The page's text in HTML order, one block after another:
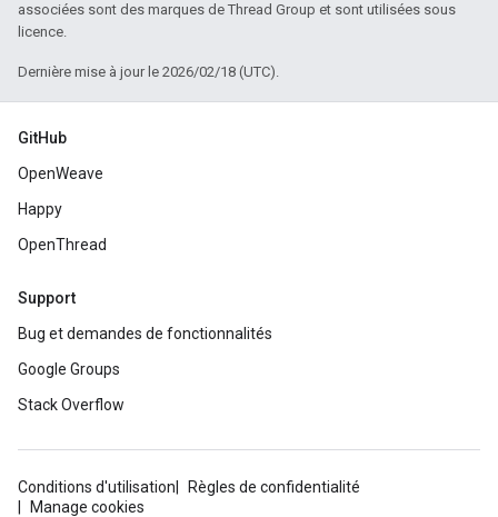
associées sont des marques de Thread Group et sont utilisées sous
licence.
Dernière mise à jour le 2026/02/18 (UTC).
GitHub
OpenWeave
Happy
OpenThread
Support
Bug et demandes de fonctionnalités
Google Groups
Stack Overflow
Conditions d'utilisation
Règles de confidentialité
Manage cookies